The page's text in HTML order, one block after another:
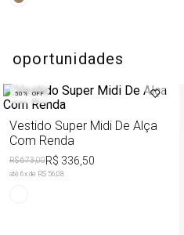
oportunidades
50% OFF
Vestido Super Midi De Alça
Com Renda
R$ 673,00R$ 336,50
até 6x de R$ 56,08